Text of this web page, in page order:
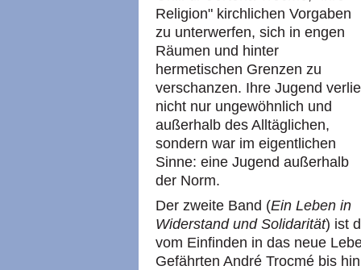
Religion" kirchlichen Vorgaben
zu unterwerfen, sich in engen
Räumen und hinter
hermetischen Grenzen zu
verschanzen. Ihre Jugend
nicht nur ungewöhnlich und
außerhalb des Alltäglichen,
sondern war im eigentlichen
Sinne: eine Jugend außerhalb
der Norm.
Der zweite Band (Ein Leben in
Widerstand und Solidarität) ist
vom Einfinden in das neue
Gefährten André Trocmé bis